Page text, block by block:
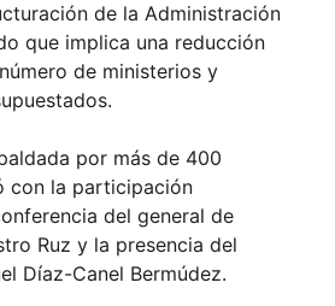
de la Administración
que implica una reducción
de ministerios y
por más de 400
con la participación
del general de
Ruz y la presencia del
Díaz-Canel Bermúdez.